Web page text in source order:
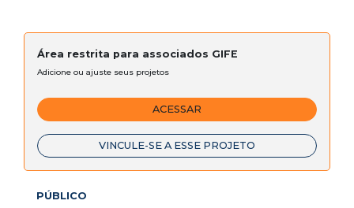
Área restrita para associados GIFE
Adicione ou ajuste seus projetos
ACESSAR
VINCULE-SE A ESSE PROJETO
PÚBLICO